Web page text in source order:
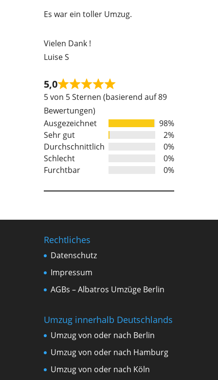
5
Es war ein toller Umzug.
Vielen Dank !
Luise S
5,0
Rated
out
5
5 von 5 Sternen (basierend auf 89
Bewertungen)
Ausgezeichnet
98%
Sehr gut
2%
Durchschnittlich
0%
Schlecht
0%
Furchtbar
0%
Rechtliches
Datenschutz
Impressum
AGBs – Albatros Umzüge Berlin
Umzug innerhalb Deutschlands
Umzug von oder nach Berlin
Umzug von oder nach Hamburg
Umzug von oder nach Köln